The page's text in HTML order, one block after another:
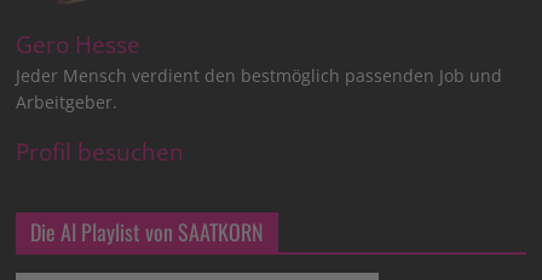
Gero Hesse
Jeder Mensch verdient den bestmöglich passenden Job und
Arbeitgeber.
Profil besuchen
Die AI Playlist von SAATKORN